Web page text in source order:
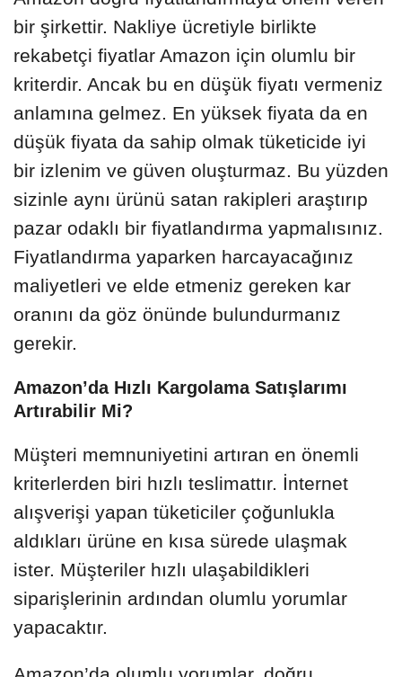
bir şirkettir. Nakliye ücretiyle birlikte
rekabetçi fiyatlar Amazon için olumlu bir
kriterdir. Ancak bu en düşük fiyatı vermeniz
anlamına gelmez. En yüksek fiyata da en
düşük fiyata da sahip olmak tüketicide iyi
bir izlenim ve güven oluşturmaz. Bu yüzden
sizinle aynı ürünü satan rakipleri araştırıp
pazar odaklı bir fiyatlandırma yapmalısınız.
Fiyatlandırma yaparken harcayacağınız
maliyetleri ve elde etmeniz gereken kar
oranını da göz önünde bulundurmanız
gerekir.
Amazon’da Hızlı Kargolama Satışlarımı
Artırabilir Mi?
Müşteri memnuniyetini artıran en önemli
kriterlerden biri hızlı teslimattır. İnternet
alışverişi yapan tüketiciler çoğunlukla
aldıkları ürüne en kısa sürede ulaşmak
ister. Müşteriler hızlı ulaşabildikleri
siparişlerinin ardından olumlu yorumlar
yapacaktır.